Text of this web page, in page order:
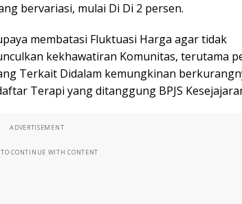
bervariasi, mulai Di Di 2 persen.
membatasi Fluktuasi Harga agar tidak
kekhawatiran Komunitas, terutama
Terkait Didalam kemungkinan
Terapi yang ditanggung BPJS
ADVERTISEMENT
TO CONTINUE WITH CONTENT